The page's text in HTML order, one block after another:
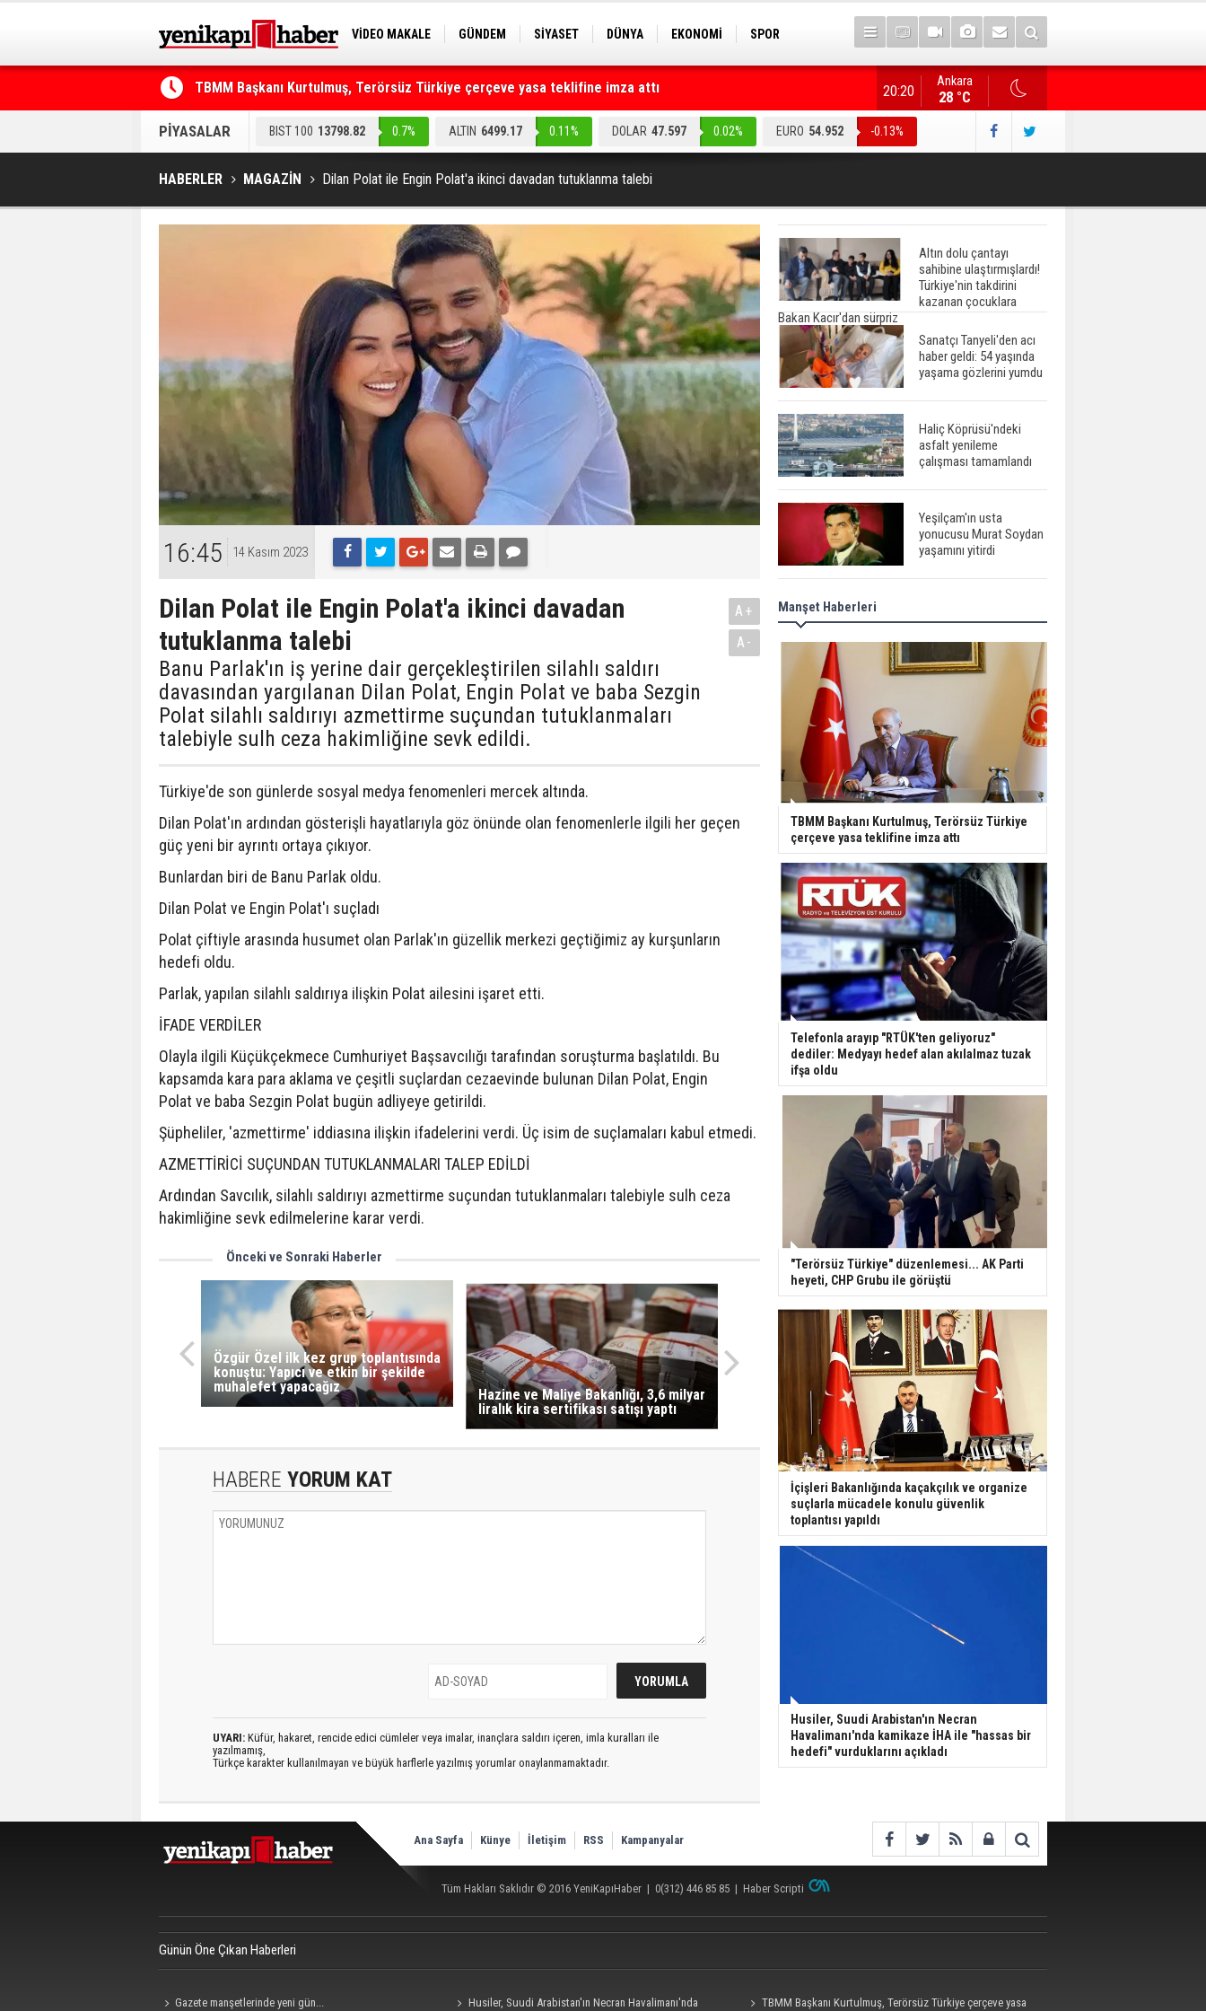
VİDEO MAKALE GÜNDEM SİYASET DÜNYA EKONOMİ
SPOR
TBMM Başkanı Kurtulmuş, Terörsüz Türkiye çerçeve yasa teklifine imza attı
Telefonla arayıp "RTÜK'ten geliyoruz" dediler: Medyayı hedef alan akılalmaz tuzak ifşa oldu
"Terörsüz Türkiye" düzenlemesi... AK Parti heyeti,
Ankara
28 °C
20:20
PİYASALAR BIST 100 13798.82 0.7% ALTIN 6499.17 0.11% DOLAR 47.597 0.02% EURO 54.952 -0.13%
HABERLER MAGAZİN Dilan Polat ile Engin Polat'a ikinci davadan tutuklanma talebi
16:45 14 Kasım 2023
Dilan Polat ile Engin Polat'a ikinci davadan
tutuklanma talebi
Banu Parlak'ın iş yerine dair gerçekleştirilen silahlı saldırı
davasından yargılanan Dilan Polat, Engin Polat ve baba Sezgin
Polat silahlı saldırıyı azmettirme suçundan tutuklanmaları
talebiyle sulh ceza hakimliğine sevk edildi.
A+
A-
Türkiye'de son günlerde sosyal medya fenomenleri mercek altında.
Dilan Polat'ın ardından gösterişli hayatlarıyla göz önünde olan fenomenlerle ilgili her geçen
güç yeni bir ayrıntı ortaya çıkıyor.
Bunlardan biri de Banu Parlak oldu.
Dilan Polat ve Engin Polat'ı suçladı
Polat çiftiyle arasında husumet olan Parlak'ın güzellik merkezi geçtiğimiz ay kurşunların
hedefi oldu.
Parlak, yapılan silahlı saldırıya ilişkin Polat ailesini işaret etti.
İFADE VERDİLER
Olayla ilgili Küçükçekmece Cumhuriyet Başsavcılığı tarafından soruşturma başlatıldı. Bu
kapsamda kara para aklama ve çeşitli suçlardan cezaevinde bulunan Dilan Polat, Engin
Polat ve baba Sezgin Polat bugün adliyeye getirildi.
Şüpheliler, 'azmettirme' iddiasına ilişkin ifadelerini verdi. Üç isim de suçlamaları kabul etmedi.
AZMETTİRİCİ SUÇUNDAN TUTUKLANMALARI TALEP EDİLDİ
Ardından Savcılık, silahlı saldırıyı azmettirme suçundan tutuklanmaları talebiyle sulh ceza
hakimliğine sevk edilmelerine karar verdi.
Önceki ve Sonraki Haberler
Özgür Özel ilk kez grup toplantısında
konuştu: Yapıcı ve etkin bir şekilde
muhalefet yapacağız
Hazine ve Maliye Bakanlığı, 3,6 milyar
liralık kira sertifikası satışı yaptı
HABERE YORUM KAT
UYARI: Küfür, hakaret, rencide edici cümleler veya imalar, inançlara saldırı içeren, imla kuralları ile
yazılmamış,
Türkçe karakter kullanılmayan ve büyük harflerle yazılmış yorumlar onaylanmamaktadır.
Altın dolu çantayı
sahibine ulaştırmışlardı!
Türkiye'nin takdirini
kazanan çocuklara
Bakan Kacır'dan sürpriz
Sanatçı Tanyeli'den acı
haber geldi: 54 yaşında
yaşama gözlerini yumdu
Haliç Köprüsü'ndeki
asfalt yenileme
çalışması tamamlandı
Yeşilçam'ın usta
yonucusu Murat Soydan
yaşamını yitirdi
Müsavat Dervişoğlu
cenazede görüntülendi
29 Mayıs okullar tatil mi?
Bilim kurgu
gerçekleşiyor...
Dondurulmuş insanları
hayata döndürecek keşif
Ünlü türkücü Mahmut
Tuncer estetik
operasyon geçirdi: Son
hali gündem oldu
Yerli turist 229,7 milyar
lira seyahat harcaması
yaptı
Gazze'deki Sağlık
Vahşetin pençesinde 2
salgın vaka tespit edildi
Manşet Haberleri
TBMM Başkanı Kurtulmuş, Terörsüz Türkiye
çerçeve yasa teklifine imza attı
Telefonla arayıp "RTÜK'ten geliyoruz"
dediler: Medyayı hedef alan akılalmaz tuzak
ifşa oldu
"Terörsüz Türkiye" düzenlemesi... AK Parti
heyeti, CHP Grubu ile görüştü
İçişleri Bakanlığında kaçakçılık ve organize
suçlarla mücadele konulu güvenlik
toplantısı yapıldı
Husiler, Suudi Arabistan'ın Necran
Havalimanı'nda kamikaze İHA ile "hassas bir
hedefi" vurduklarını açıkladı
Ana Sayfa Künye İletişim RSS Kampanyalar
Tüm Hakları Saklıdır © 2016 YeniKapıHaber | 0(312) 446 85 85 | Haber Scripti
Günün Öne Çıkan Haberleri
Gazete manşetlerinde yeni gün... Husiler, Suudi Arabistan'ın Necran Havalimanı'nda TBMM Başkanı Kurtulmuş, Terörsüz Türkiye çerçeve yasa